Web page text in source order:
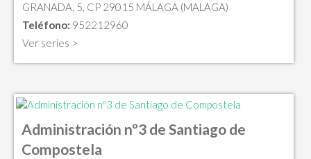
GRANADA, 5, CP 29015 MÁLAGA (MALAGA)
Teléfono: 952212960
Ver series >
Administración nº3 de Santiago de
Compostela